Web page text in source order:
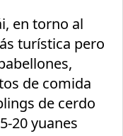
en torno al
turística pero
de comida
de cerdo
20 yuanes